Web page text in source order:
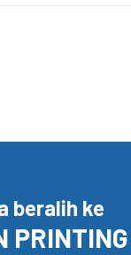
beralih ke
PRINTING